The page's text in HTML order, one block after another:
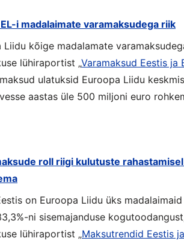
i madalaimate varamaksudega riik
Liidu kõige madalamate
lühiraportist „Varamaksud Eestis ja
ulatuksid Euroopa Liidu
aastas üle 500 miljoni euro
roll riigi kulutuste
on Euroopa Liidu üks
ni sisemajanduse
lühiraportist „Maksutrendid Eestis